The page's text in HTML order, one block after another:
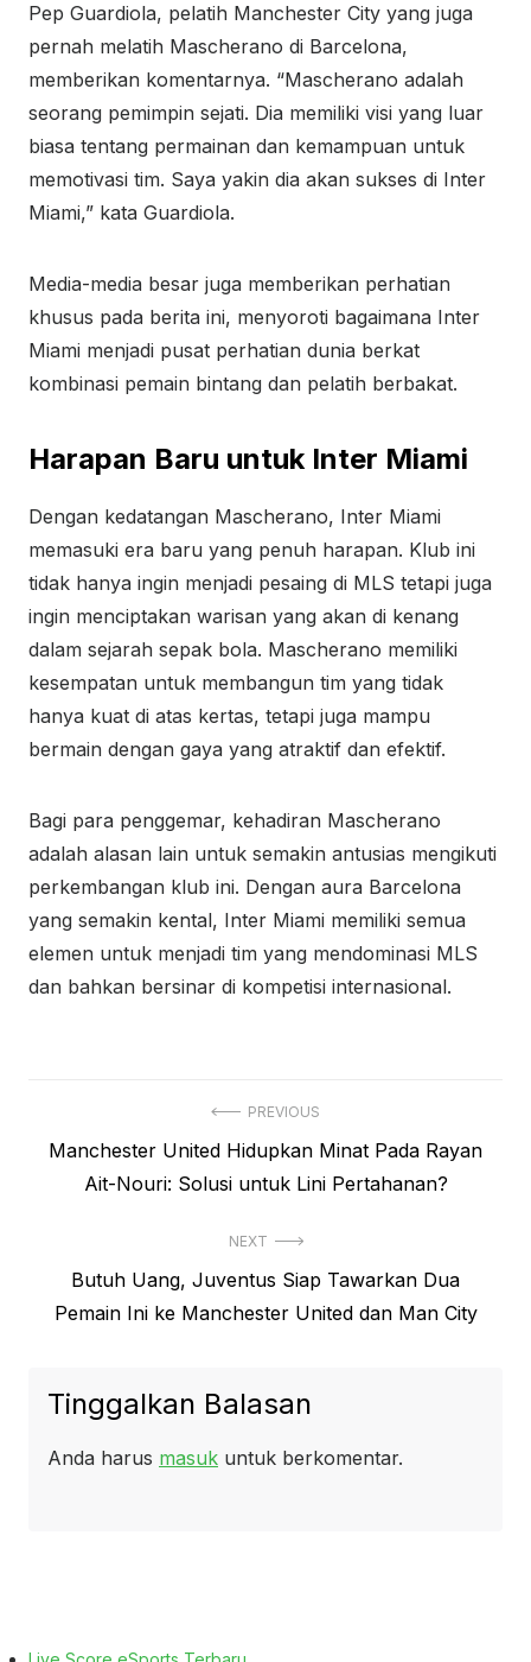
Pep Guardiola, pelatih Manchester City yang juga
pernah melatih Mascherano di Barcelona,
memberikan komentarnya. “Mascherano adalah
seorang pemimpin sejati. Dia memiliki visi yang luar
biasa tentang permainan dan kemampuan untuk
memotivasi tim. Saya yakin dia akan sukses di Inter
Miami,” kata Guardiola.
Media-media besar juga memberikan perhatian
khusus pada berita ini, menyoroti bagaimana Inter
Miami menjadi pusat perhatian dunia berkat
kombinasi pemain bintang dan pelatih berbakat.
Harapan Baru untuk Inter Miami
Dengan kedatangan Mascherano, Inter Miami
memasuki era baru yang penuh harapan. Klub ini
tidak hanya ingin menjadi pesaing di MLS tetapi juga
ingin menciptakan warisan yang akan di kenang
dalam sejarah sepak bola. Mascherano memiliki
kesempatan untuk membangun tim yang tidak
hanya kuat di atas kertas, tetapi juga mampu
bermain dengan gaya yang atraktif dan efektif.
Bagi para penggemar, kehadiran Mascherano
adalah alasan lain untuk semakin antusias mengikuti
perkembangan klub ini. Dengan aura Barcelona
yang semakin kental, Inter Miami memiliki semua
elemen untuk menjadi tim yang mendominasi MLS
dan bahkan bersinar di kompetisi internasional.
pos
PREVIOUS
Previous
Manchester United Hidupkan Minat Pada Rayan
Ait-Nouri: Solusi untuk Lini Pertahanan?
NEXT
Next
post:
Butuh Uang, Juventus Siap Tawarkan Dua
Pemain Ini ke Manchester United dan Man City
Tinggalkan Balasan
Anda harus masuk untuk berkomentar.